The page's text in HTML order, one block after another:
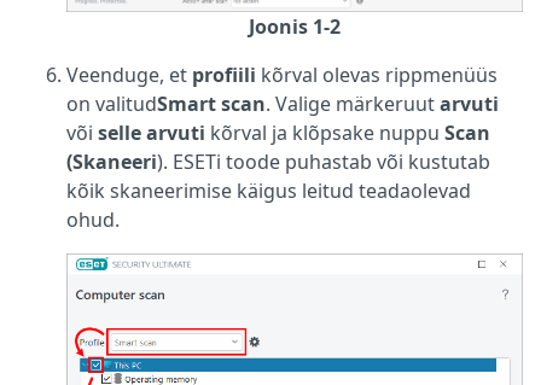
Joonis 1-2
Veenduge, et profiili kõrval olevas rippmenüüs
on valitudSmart scan. Valige märkeruutarvuti
või selle arvuti kõrval ja klõpsake nuppu Scan
(Skaneeri). ESETi toode puhastab või kustutab
kõik skaneerimise käigus leitud teadaolevad
ohud.